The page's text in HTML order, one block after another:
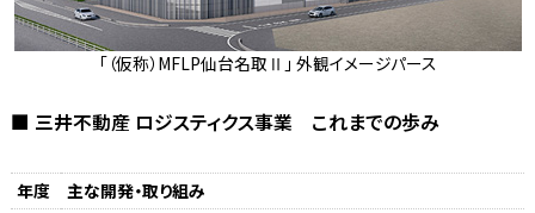
「（仮称）MFLP仙台名取Ⅱ」 外観イメージパース
■ 三井不動産 ロジスティクス事業 これまでの歩み
年度
主な開発・取り組み